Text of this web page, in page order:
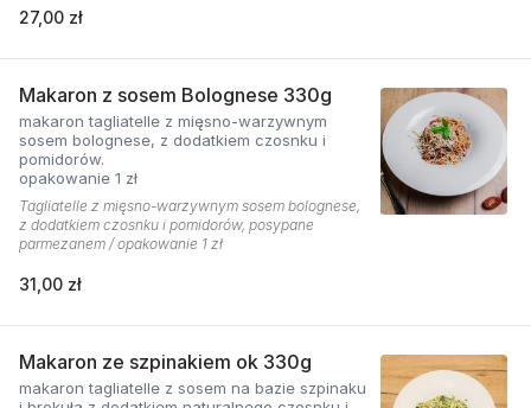
27,00 zł
Makaron z sosem Bolognese 330g
makaron tagliatelle z mięsno-warzywnym
sosem bolognese, z dodatkiem czosnku i
pomidorów.
opakowanie 1 zł
Tagliatelle z mięsno-warzywnym sosem bolognese,
z dodatkiem czosnku i pomidorów, posypane
parmezanem / opakowanie 1 zł
31,00 zł
Makaron ze szpinakiem ok 330g
makaron tagliatelle z sosem na bazie szpinaku